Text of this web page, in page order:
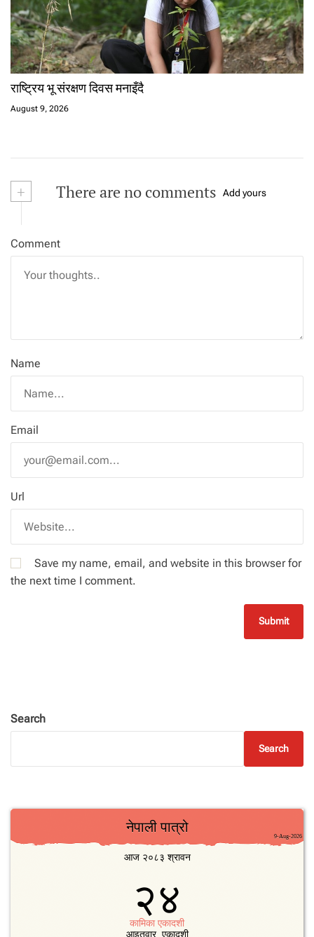
राष्ट्रिय भू संरक्षण दिवस मनाइँदै
August 9, 2026
+ There are no comments Add yours
Comment
Name
Email
Url
Save my name, email, and website in this browser for
the next time I comment.
Search
Search